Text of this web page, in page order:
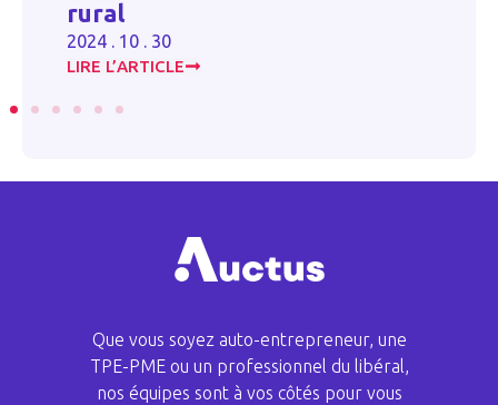
. 10 . 30
L’ARTICLE
Que vous soyez auto-entrepreneur, une
TPE-PME ou un professionnel du libéral,
nos équipes sont à vos côtés pour vous